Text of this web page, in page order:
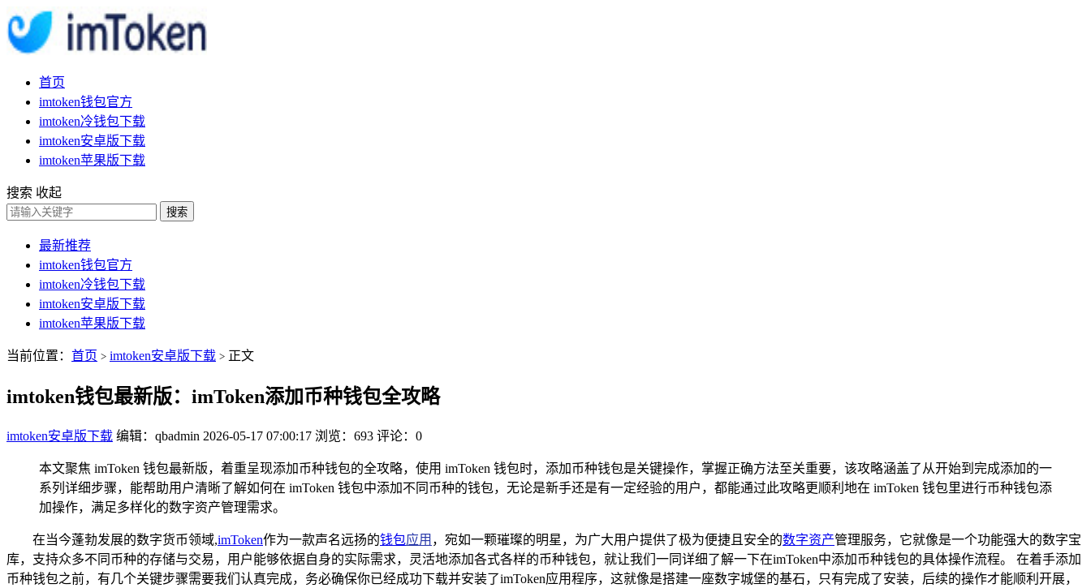
首页
imtoken钱包官方
imtoken冷钱包下载
imtoken安卓版下载
imtoken苹果版下载
搜索 收起
搜索
最新推荐
imtoken钱包官方
imtoken冷钱包下载
imtoken安卓版下载
imtoken苹果版下载
当前位置： 首页 > imtoken安卓版下载 > 正文
imtoken钱包最新版：imToken添加币种钱包全攻略
imtoken安卓版下载 编辑：qbadmin 2026-05-17 07:00:17 浏览：693 评论：0
本文聚焦 imToken 钱包最新版，着重呈现添加币种钱包的全攻略，使用 imToken 钱包时，添加币种钱包是关键操作，掌握正确方法至关重要，该攻略涵盖了从开始到完成添加的一
系列详细步骤，能帮助用户清晰了解如何在 imToken 钱包中添加不同币种的钱包，无论是新手还是有一定经验的用户，都能通过此攻略更顺利地在 imToken 钱包里进行币种钱包添
加操作，满足多样化的数字资产管理需求。
在当今蓬勃发展的数字货币领域,imToken作为一款声名远扬的钱包应用 ，宛如一颗璀璨的明星，为广大用户提供了极为便捷且安全的数字资产管理服务，它就像是一个功能强大的数字宝
库，支持众多不同币种的存储与交易，用户能够依据自身的实际需求，灵活地添加各式各样的币种钱包，就让我们一同详细了解一下在imToken中添加币种钱包的具体操作流程。 在着手添加
币种钱包之前，有几个关键步骤需要我们认真完成，务必确保你已经成功下载并安装了imToken应用程序，这就像是搭建一座数字城堡的基石，只有完成了安装，后续的操作才能顺利开展，